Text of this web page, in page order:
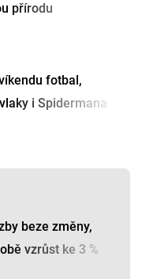
přírodu
fotbal,
i Spidermana
beze změny,
vzrůst ke 3 %